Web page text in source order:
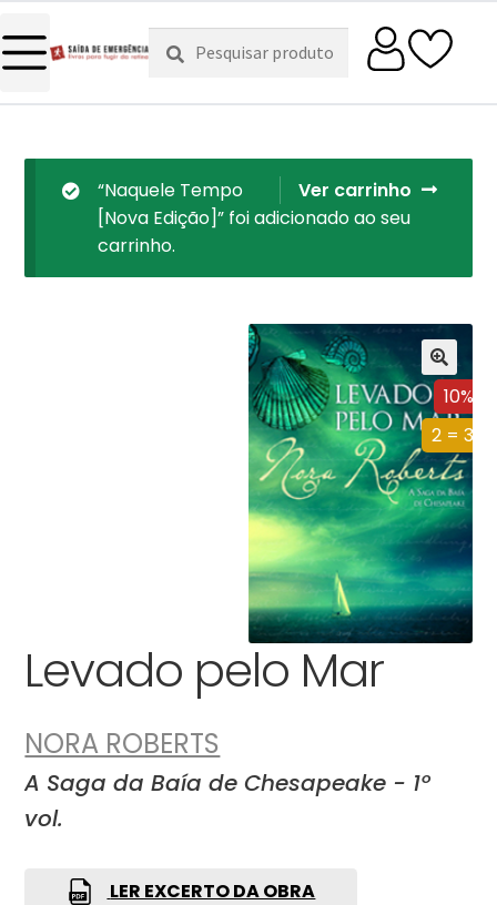
Pesquisar
por:
Pesquisa
Ver carrinho
“Naquele Tempo
[Nova Edição]” foi adicionado ao seu
carrinho.
10%
2 = 3
Levado pelo Mar
NORA ROBERTS
A Saga da Baía de Chesapeake - 1º
vol.
LER EXCERTO DA OBRA